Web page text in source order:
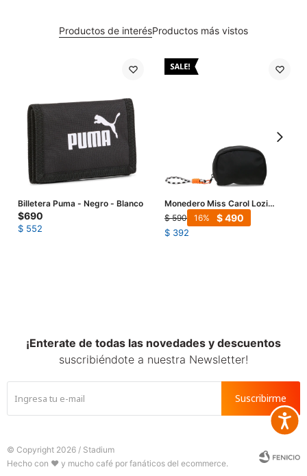
Productos de interésProductos más vistos
Billetera Puma - Negro - Blanco
$690
$ 552
Monedero Miss Carol Lozi
Estampa Smile - Negro
$ 590 $490
16
$ 392
¡Enterate de todas las novedades y descuentos
suscribiéndote a nuestra Newsletter!
Suscribirme
© Copyright 2026 / Stadium